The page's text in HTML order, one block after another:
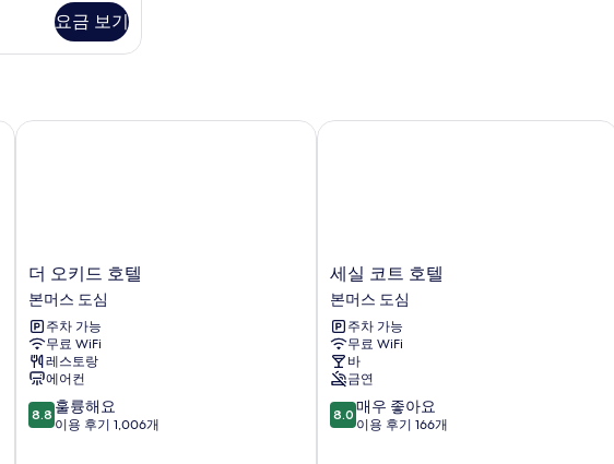
요금 보기
더
오
키
드
호
텔
본
머
스
더 오키드 호텔
본머스 도심
주차 가능
무료 WiFi
레스토랑
에어컨
10
점
8.8 훌륭해요
이용 후기 1,006개
더 오키드 호텔
세
실
코
트
호
텔
본
머
스
세실 코트 호텔
본머스 도심
주차 가능
무료 WiFi
바
금연
10
점
8.0 매우 좋아요
이용 후기 166개
세실 코트 호텔